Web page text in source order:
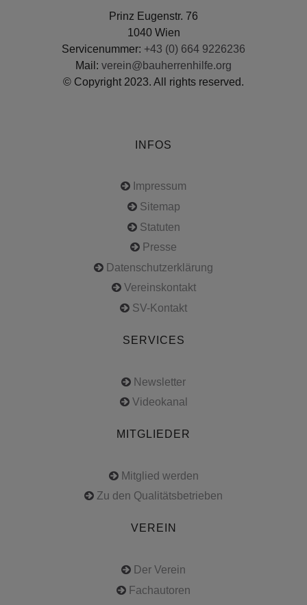
Prinz Eugenstr. 76
1040 Wien
Servicenummer: +43 (0) 664 9226236
Mail: verein@bauherrenhilfe.org
© Copyright 2023. All rights reserved.
INFOS
Impressum
Sitemap
Statuten
Presse
Datenschutzerklärung
Vereinskontakt
SV-Kontakt
SERVICES
Newsletter
Videokanal
MITGLIEDER
Mitglied werden
Zu den Qualitätsbetrieben
VEREIN
Der Verein
Fachautoren